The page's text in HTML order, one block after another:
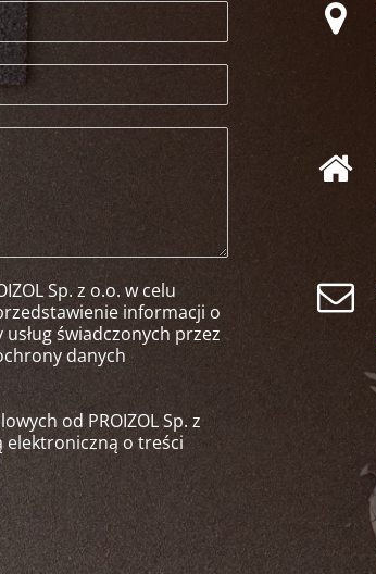
Sp. z o.o. w celu
informacji o
świadczonych przez
danych
od PROIZOL Sp. z
elektroniczną o treści